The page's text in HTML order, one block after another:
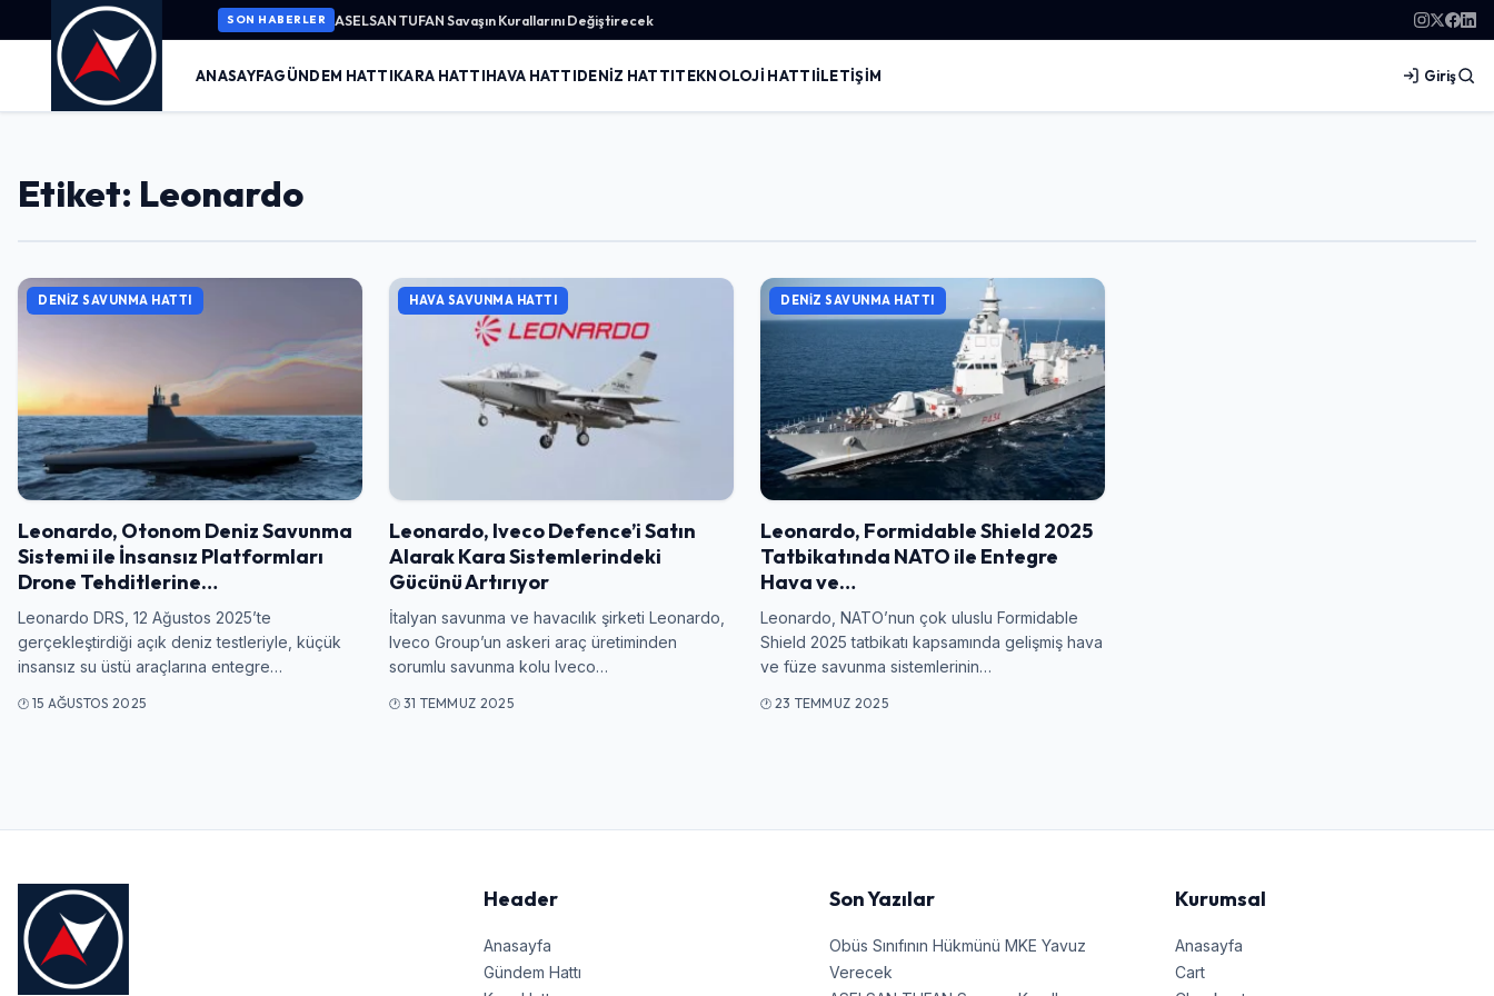
SON HABERLER ASELSAN TUFAN Savaşın Kurallarını Değiştirecek
ANASAYFAGÜNDEM HATTIKARA HATTIHAVA HATTIDENIZ HATTITEKNOLOJI HATTIİLETIŞIM Giriş
Etiket: Leonardo
DENIZ SAVUNMA HATTI
Leonardo, Otonom Deniz Savunma
Sistemi ile İnsansız Platformları
Drone Tehditlerine…
Leonardo DRS, 12 Ağustos 2025’te
gerçekleştirdiği açık deniz testleriyle, küçük
insansız su üstü araçlarına entegre…
15 AĞUSTOS 2025
HAVA SAVUNMA HATTI
Leonardo, Iveco Defence’i Satın
Alarak Kara Sistemlerindeki
Gücünü Artırıyor
İtalyan savunma ve havacılık şirketi Leonardo,
Iveco Group’un askeri araç üretiminden
sorumlu savunma kolu Iveco…
31 TEMMUZ 2025
DENIZ SAVUNMA HATTI
Leonardo, Formidable Shield 2025
Tatbikatında NATO ile Entegre
Hava ve…
Leonardo, NATO’nun çok uluslu Formidable
Shield 2025 tatbikatı kapsamında gelişmiş hava
ve füze savunma sistemlerinin…
23 TEMMUZ 2025
Header
Anasayfa
Gündem Hattı
Son Yazılar
Obüs Sınıfının Hükmünü MKE Yavuz
Verecek
Kurumsal
Anasayfa
Cart
Giriş Yap
Şifremi Unuttum